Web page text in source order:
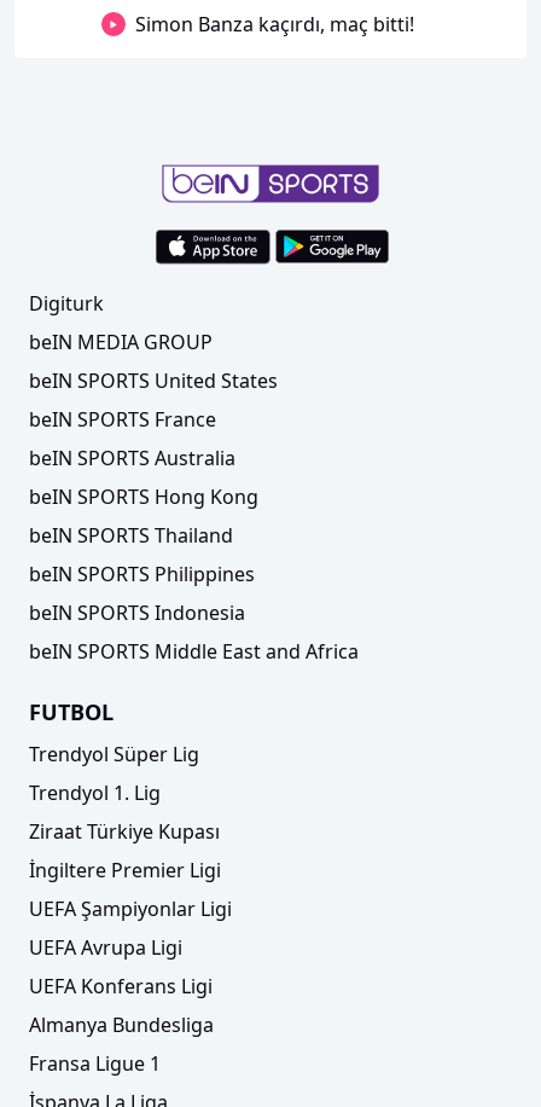
Simon Banza kaçırdı, maç bitti!
Digiturk
beIN MEDIA GROUP
beIN SPORTS United States
beIN SPORTS France
beIN SPORTS Australia
beIN SPORTS Hong Kong
beIN SPORTS Thailand
beIN SPORTS Philippines
beIN SPORTS Indonesia
beIN SPORTS Middle East and Africa
FUTBOL
Trendyol Süper Lig
Trendyol 1. Lig
Ziraat Türkiye Kupası
İngiltere Premier Ligi
UEFA Şampiyonlar Ligi
UEFA Avrupa Ligi
UEFA Konferans Ligi
Almanya Bundesliga
Fransa Ligue 1